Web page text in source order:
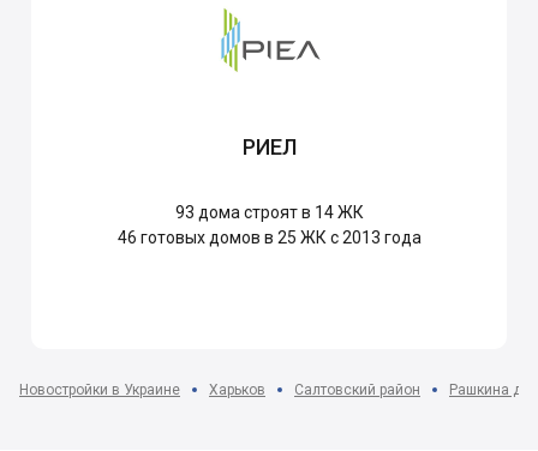
РИЕЛ
93 дома строят в 14 ЖК
46 готовых домов в 25 ЖК с 2013 года
Новостройки в Украине Харьков Салтовский район Рашкина